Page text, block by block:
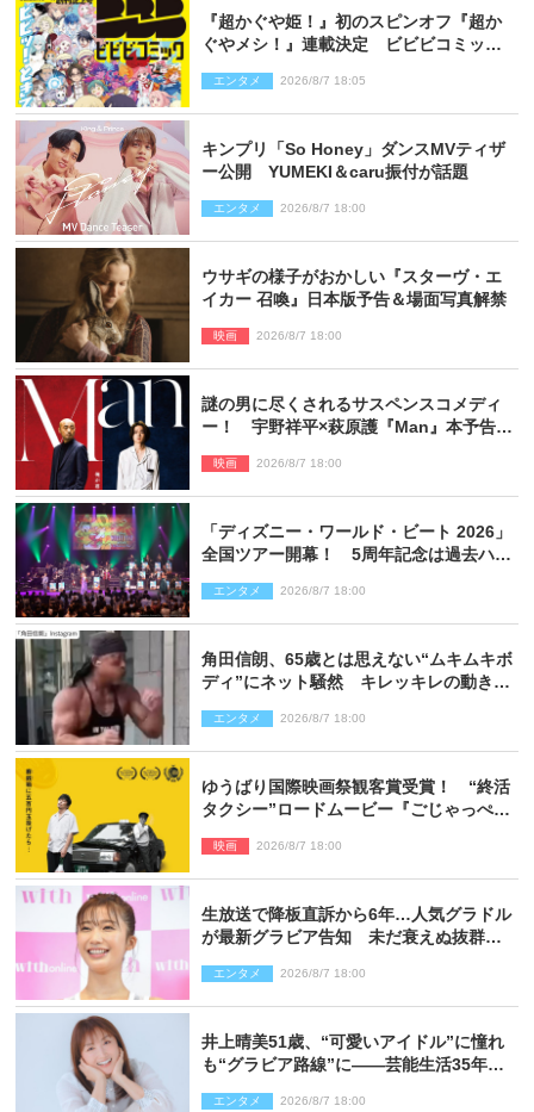
『超かぐや姫！』初のスピンオフ『超か
ぐやメシ！』連載決定 ビビビコミック
エンタメ 2026/8/7 18:05
キンプリ「So Honey」ダンスMVティザ
ー公開 YUMEKI＆caru振付が話題
エンタメ 2026/8/7 18:00
ウサギの様子がおかしい『スターヴ・エ
イカー 召喚』日本版予告＆場面写真解禁
映画 2026/8/7 18:00
謎の男に尽くされるサスペンスコメディ
ー！ 宇野祥平×萩原護『Man』本予告＆
映画 2026/8/7 18:00
「ディズニー・ワールド・ビート 2026」
全国ツアー開幕！ 5周年記念は過去ハイ
ポート】
エンタメ 2026/8/7 18:00
角田信朗、65歳とは思えない“ムキムキボ
ディ”にネット騒然 キレッキレの動きを
エンタメ 2026/8/7 18:00
ゆうばり国際映画祭観客賞受賞！ “終活
タクシー”ロードムービー『ごじゃっぺタ
映画 2026/8/7 18:00
生放送で降板直訴から6年…人気グラドル
が最新グラビア告知 未だ衰えぬ抜群ス
エンタメ 2026/8/7 18:00
井上晴美51歳、“可愛いアイドル”に憧れ
も“グラビア路線”に――芸能生活35年を
エンタメ 2026/8/7 18:00